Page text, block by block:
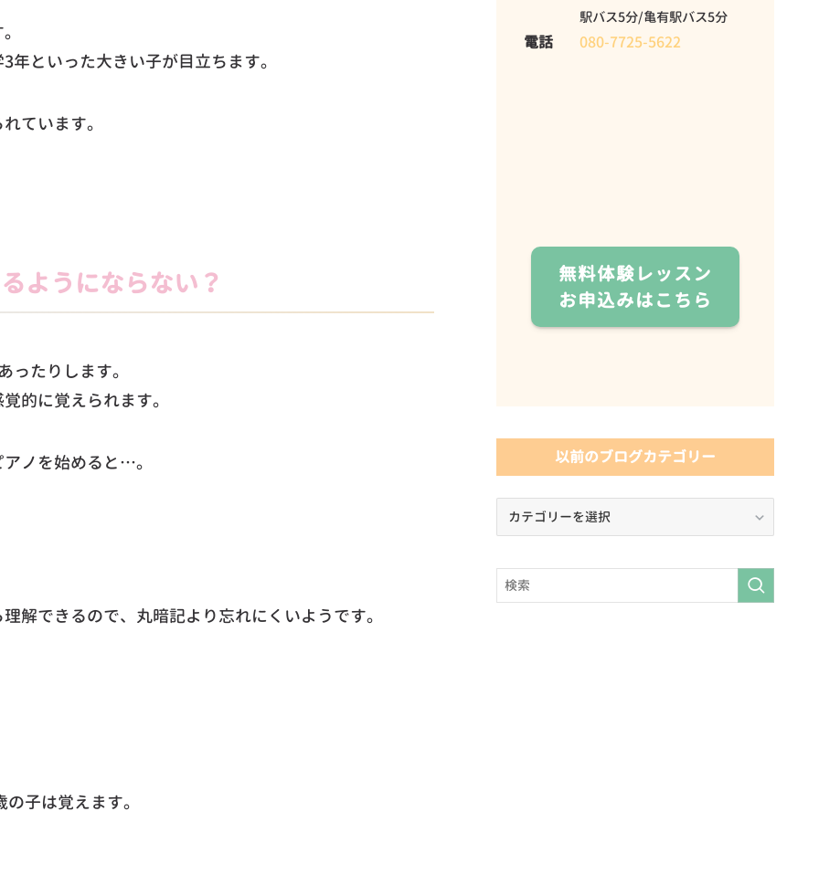
といった大きい子が目立ちます。
ています。
ようにならない？
たりします。
的に覚えられます。
ノを始めると…。
解できるので、丸暗記より忘れにくいようです。
子は覚えます。
駅バス5分/亀有駅バス5分
電話 080-7725-5622
無料体験レッスン
お申込みはこちら
以前のブログカテゴリー
ブ
ロ
グ